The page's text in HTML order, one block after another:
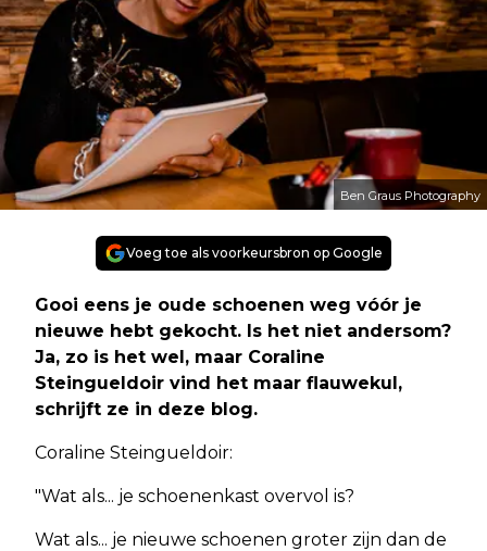
Ben Graus Photography
Voeg toe als voorkeursbron op Google
Gooi eens je oude schoenen weg vóór je
nieuwe hebt gekocht. Is het niet andersom?
Ja, zo is het wel, maar Coraline
Steingueldoir vind het maar flauwekul,
schrijft ze in deze blog.
Coraline Steingueldoir:
"Wat als... je schoenenkast overvol is?
Wat als... je nieuwe schoenen groter zijn dan de